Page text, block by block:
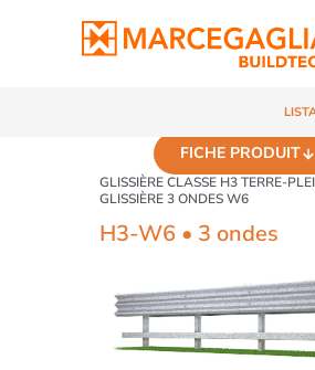
GLISSIÈRE CLASSE H3 TERRE-
GLISSIÈRE 3 ONDES W6
FICHE PRODUIT
H3-W6 • 3 ondes